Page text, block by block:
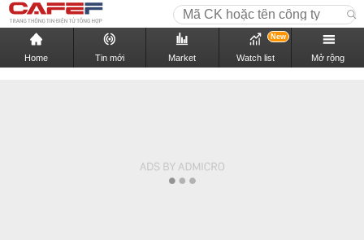
Home Tin mới Market Watch list
New
Mở rộng